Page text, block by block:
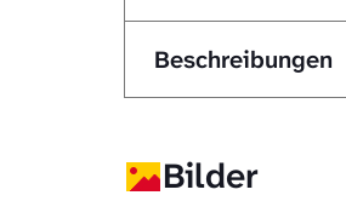
Beschreibungen
Bilder